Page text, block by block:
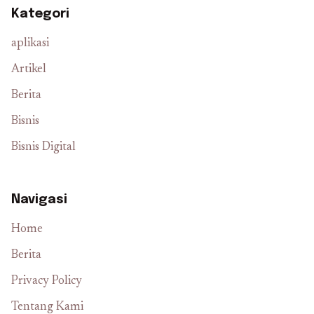
Kategori
aplikasi
Artikel
Berita
Bisnis
Bisnis Digital
Navigasi
Home
Berita
Privacy Policy
Tentang Kami